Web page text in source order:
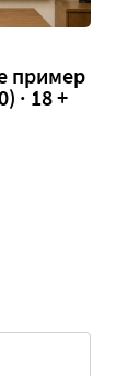
пример
· 18 +